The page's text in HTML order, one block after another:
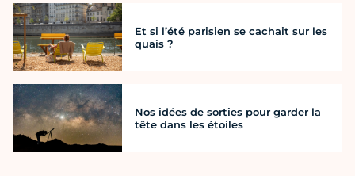
Et si l’été parisien se cachait sur les
quais ?
Nos idées de sorties pour garder la
tête dans les étoiles